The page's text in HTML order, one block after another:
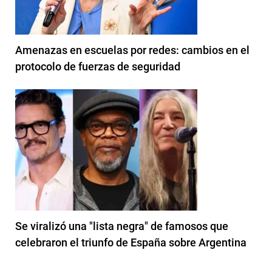
Amenazas en escuelas por redes: cambios en el
protocolo de fuerzas de seguridad
Se viralizó una "lista negra" de famosos que
celebraron el triunfo de España sobre Argentina